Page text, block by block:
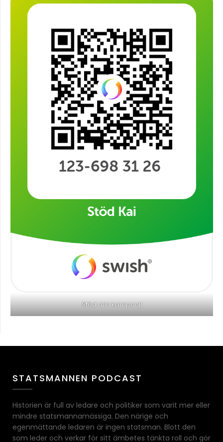
Stöd min kampanj!
STATSMANNEN PODCAST
Historien är full av ledare och politiker som varit mer eller
mindre statsmannamässiga. Den närige och
egenmättande ledaren är ingen statsman. Blott den
som leder och verkar för sitt ämbetes tänkta roll och gör